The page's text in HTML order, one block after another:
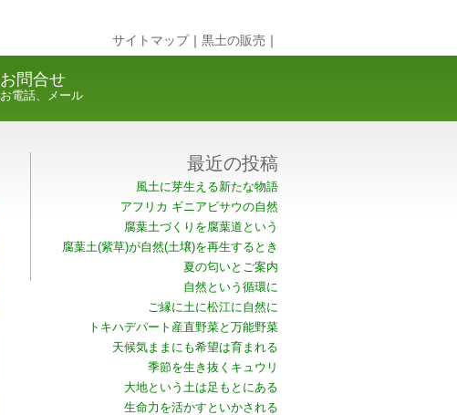
サイトマップ｜ 黒土の販売 ｜
お問合せ
お電話、メール
最近の投稿
風土に芽生える新たな物語
アフリカ ギニアビサウの自然
腐葉土づくりを腐葉道という
腐葉土(紫草)が自然(土壌)を再生するとき
夏の匂いとご案内
自然という循環に
ご縁に土に松江に自然に
トキハデパート産直野菜と万能野菜
天候気ままにも希望は育まれる
季節を生き抜くキュウリ
大地という土は足もとにある
生命力を活かすといかされる